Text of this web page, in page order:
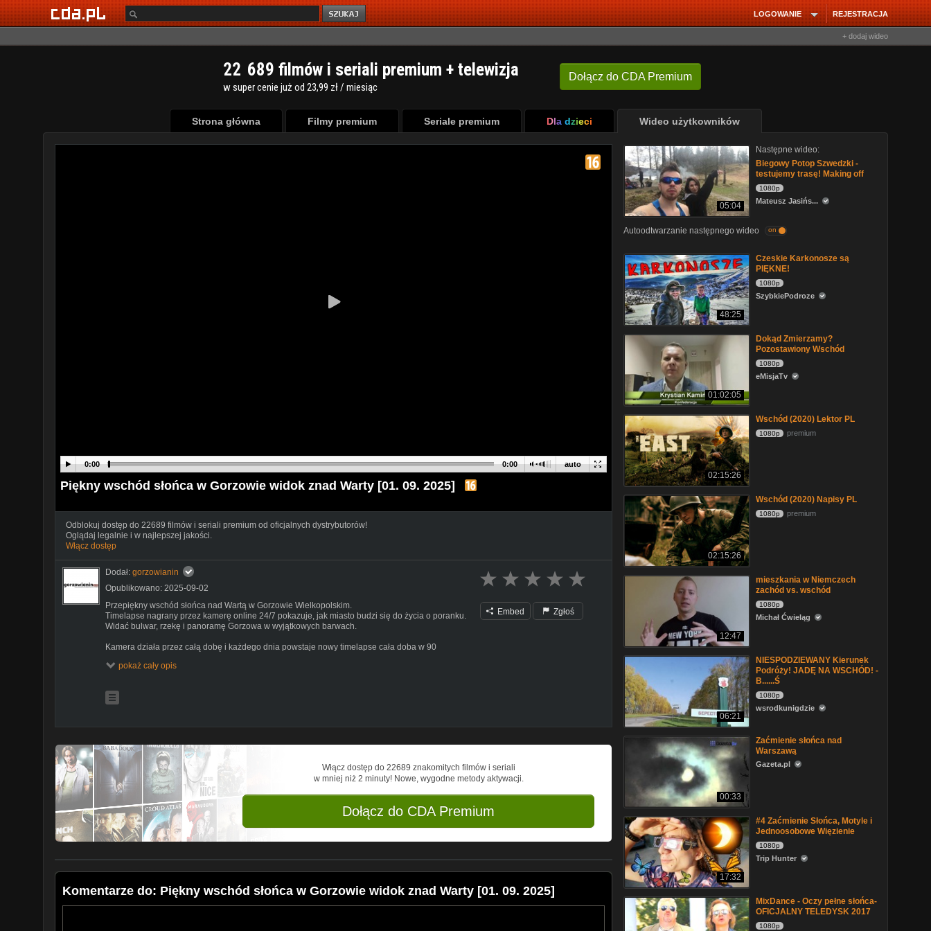
REJESTRACJA
LOGOWANIE
+ dodaj wideo
Dołącz do CDA Premium
22 689 filmów i seriali premium + telewizja
w super cenie już od 23,99 zł / miesiąc
Strona główna Filmy premium Seriale premium Dla dzieci Wideo użytkowników
auto
0:00 0:00
Piękny wschód słońca w Gorzowie widok znad Warty [01. 09. 2025]
Odblokuj dostęp do 22689 filmów i seriali premium od oficjalnych dystrybutorów!
Oglądaj legalnie i w najlepszej jakości.
Włącz dostęp
Dodał: gorzowianin
Opublikowano: 2025-09-02
Przepiękny wschód słońca nad Wartą w Gorzowie Wielkopolskim.
Timelapse nagrany przez kamerę online 24/7 pokazuje, jak miasto budzi się do życia o poranku.
Widać bulwar, rzekę i panoramę Gorzowa w wyjątkowych barwach.
Kamera działa przez całą dobę i każdego dnia powstaje nowy timelapse cała doba w 90
Zobacz transmisję na żywo 24/7:
pokaż cały opis
Embed Zgłoś
Włącz dostęp do 22689 znakomitych filmów i seriali
w mniej niż 2 minuty! Nowe, wygodne metody aktywacji.
Dołącz do CDA Premium
Komentarze do: Piękny wschód słońca w Gorzowie widok znad Warty [01. 09. 2025]
05:04
Następne wideo:
Biegowy Potop Szwedzki -
testujemy trasę! Making off
1080p
Mateusz Jasińs...
Autoodtwarzanie następnego wideo on
48:25
Czeskie Karkonosze są
PIĘKNE!
1080p
SzybkiePodroze
01:02:05
Dokąd Zmierzamy?
Pozostawiony Wschód
1080p
eMisjaTv
02:15:26
Wschód (2020) Lektor PL
1080p premium
02:15:26
Wschód (2020) Napisy PL
1080p premium
12:47
mieszkania w Niemczech
zachód vs. wschód
1080p
Michał Ćwieląg
06:21
NIESPODZIEWANY Kierunek
Podróży! JADĘ NA WSCHÓD! -
B......Ś
1080p
wsrodkunigdzie
00:33
Zaćmienie słońca nad
Warszawą
Gazeta.pl
17:32
#4 Zaćmienie Słońca, Motyle i
Jednoosobowe Więzienie
1080p
Trip Hunter
MixDance - Oczy pełne słońca-
OFICJALNY TELEDYSK 2017
1080p